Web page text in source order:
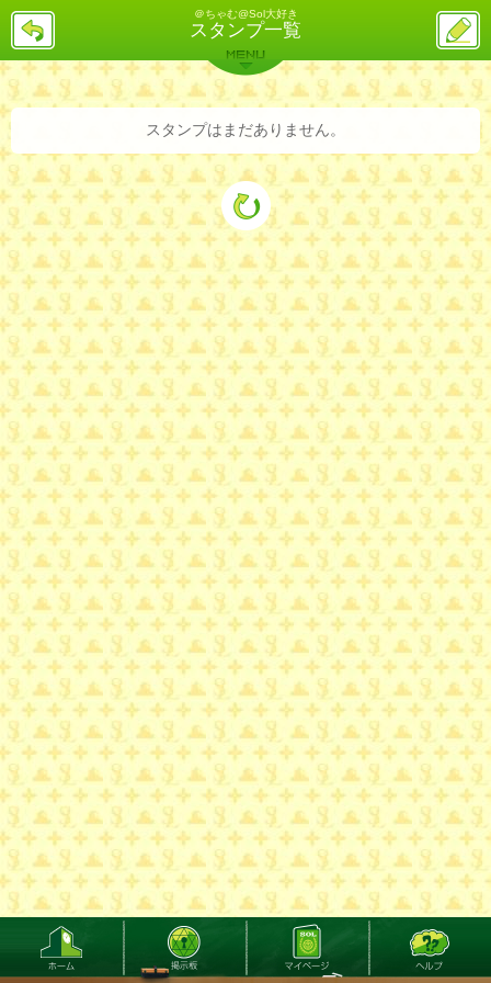
＠ちゃむ@Sol大好き
スタンプ一覧
戻
ス
投
稿
バックナンバー 詳細検索 ランキング
MENU
スタンプはまだありません。